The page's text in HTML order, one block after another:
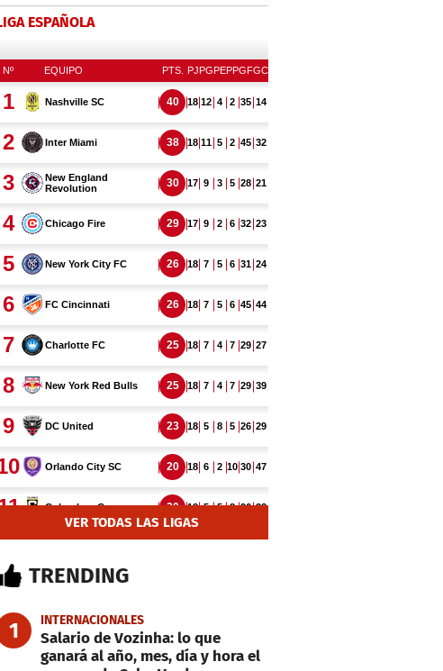
ESPAÑOLA
VER TODAS LAS LIGAS
TRENDING
1 INTERNACIONALES
Salario de Vozinha: lo que
ganará al año, mes, día y hora el